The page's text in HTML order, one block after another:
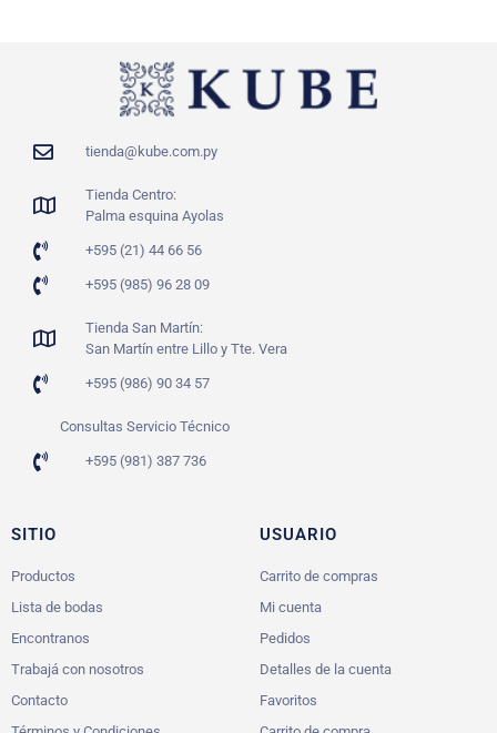
tienda@kube.com.py
Tienda Centro:
Palma esquina Ayolas
+595 (21) 44 66 56
+595 (985) 96 28 09
Tienda San Martín:
San Martín entre Lillo y Tte. Vera
+595 (986) 90 34 57
Consultas Servicio Técnico
+595 (981) 387 736
SITIO
Productos
Lista de bodas
Encontranos
Trabajá con nosotros
Contacto
USUARIO
Carrito de compras
Mi cuenta
Pedidos
Detalles de la cuenta
Favoritos